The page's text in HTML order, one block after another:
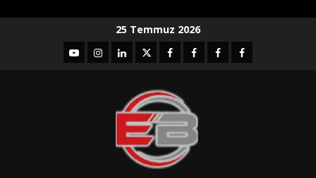
25 Temmuz 2026
YouTubeInstagram
LinkedIntwitterfacebook-Facebook-
Facebook-Facebook-